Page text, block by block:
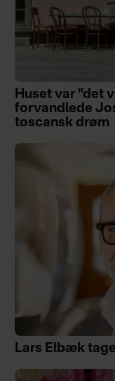
Huset var ”det
forvandlede
toscansk drøm
Lars Elbæk